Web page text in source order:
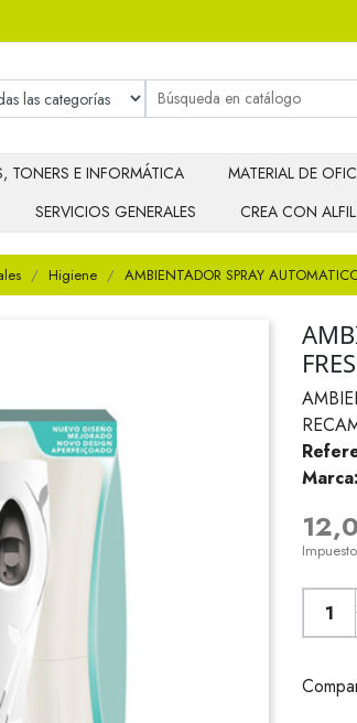
TONERS E INFORMÁTICA MATERIAL DE
SERVICIOS GENERALES CREA CON ALFIL
Higiene AMBIENTADOR SPRAY
Marca: